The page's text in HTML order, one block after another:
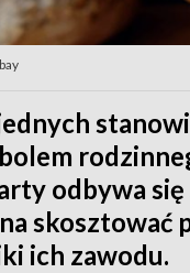
odbywa
skosztować
ich zawodu.